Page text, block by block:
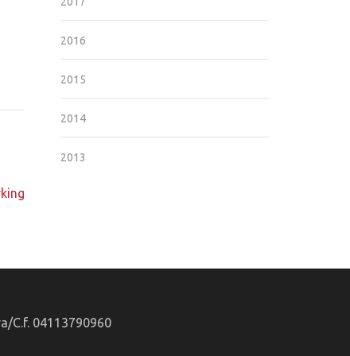
2016
2015
2014
2013
C.f. 04113790960